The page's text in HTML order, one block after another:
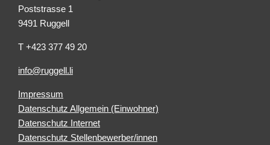
Poststrasse 1
9491 Ruggell
T +423 377 49 20
info@ruggell.li
Impressum
Datenschutz Allgemein (Einwohner)
Datenschutz Internet
Datenschutz Stellenbewerber/innen